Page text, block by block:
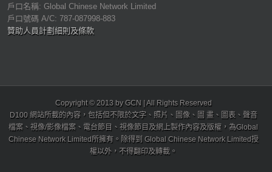
戶口名稱: Global Chinese Network Limited
戶口號碼 A/C: 787-087998-883
贊助人員計劃細則及條款
Copyright © 2013 by GCN | All Rights Reserved
D100 網站所載的內容，包括但不限於文字、照片、圖像、圖 畫、圖表、聲音
檔案、視像/影像檔案、電台節目、視像節目及網上製作內容及版權，為Global
Chinese Network Limited所擁有。除得到 Global Chinese Network Limited授
權以外，不得翻印及轉載。